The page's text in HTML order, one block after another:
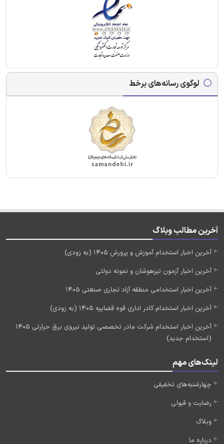
لوگوی رسانه‌های برخط
آخرین مطالب وبلاگ
آخرین اخبار استخدام آموزش و پرورش 1405 (به زودی)
آخرین اخبار آزمون تیزهوشان و نمونه دولتی
آخرین اخبار استخدامی منطقه آزاد تجاری صنعتی 1405
آخرین اخبار استخدام کادر اداری قوه قضاییه 1405 (به زودی)
آخرین اخبار استخدام شرکت مادر تخصصی تولید نیروی برق حرارتی 1405
(استخدام جدید)
لینک‌های مهم
چهارشنبه‌های تخفیفی
رضایت و قبولی
وبلاگ
درباره ما